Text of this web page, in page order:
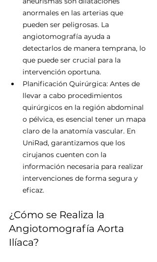
anormales en las arterias que
pueden ser peligrosas. La
angiotomografía ayuda a
detectarlos de manera temprana, lo
que puede ser crucial para la
intervención oportuna.
Planificación Quirúrgica: Antes de
llevar a cabo procedimientos
quirúrgicos en la región abdominal
o pélvica, es esencial tener un mapa
claro de la anatomía vascular. En
UniRad, garantizamos que los
cirujanos cuenten con la
información necesaria para realizar
intervenciones de forma segura y
eficaz.
¿Cómo se Realiza la
Angiotomografía Aorta
Ilíaca?